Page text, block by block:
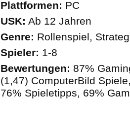
Plattformen: PC
USK: Ab 12 Jahren
Genre: Rollenspiel,
Spieler: 1-8
Bewertungen: 87%
(1,47) ComputerBild
76% Spieletipps, 69%